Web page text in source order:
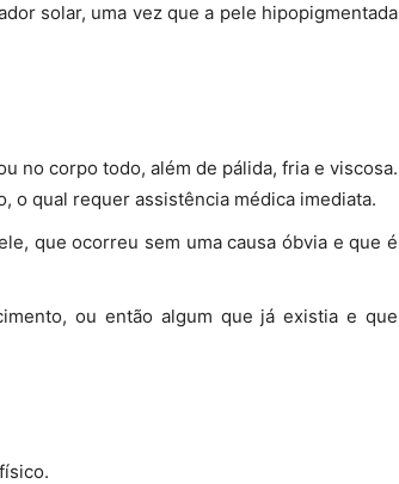
solar, uma vez que a pele hipopigmentada
no corpo todo, além de pálida, fria e viscosa.
o qual requer assistência médica imediata.
que ocorreu sem uma causa óbvia e que é
ou então algum que já existia e que